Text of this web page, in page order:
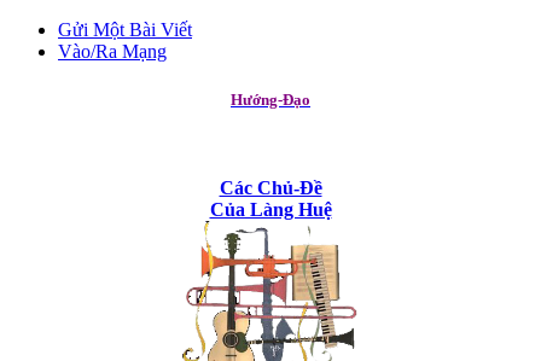
Gửi Một Bài Viết
Vào/Ra Mạng
Hướng-Đạo
Các Chủ-Đề
Của Làng Huệ